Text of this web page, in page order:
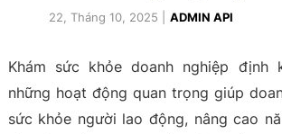
22, Tháng 10, 2025 | ADMIN API
Khám sức khỏe doanh nghiệp
những hoạt động quan trọng giúp
sức khỏe người lao động, nâng cao